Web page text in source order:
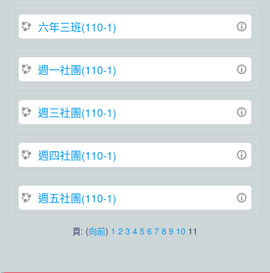
六年三班(110-1)
週一社團(110-1)
週三社團(110-1)
週四社團(110-1)
週五社團(110-1)
頁: (向前) 1 2 3 4 5 6 7 8 9 10 11